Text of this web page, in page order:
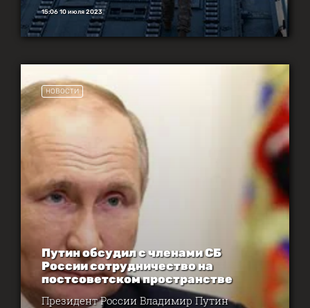
15:06 10 июля 2023
НОВОСТИ
Путин обсудил с членами СБ
России сотрудничество на
постсоветском пространстве
Президент России Владимир Путин